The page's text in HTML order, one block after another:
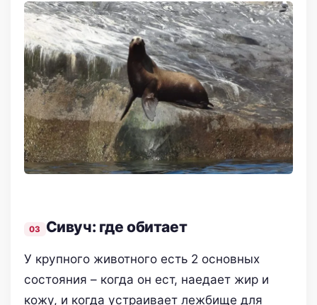
Сивуч: где обитает
У крупного животного есть 2 основных
состояния – когда он ест, наедает жир и
кожу, и когда устраивает лежбище для